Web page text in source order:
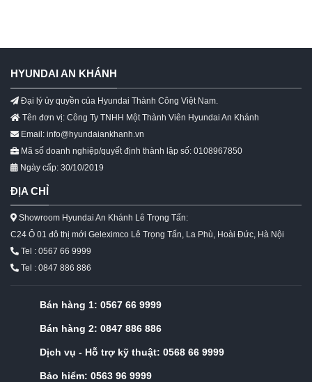
HYUNDAI AN KHÁNH
Đại lý ủy quyền của Hyundai Thành Công Việt Nam.
Tên đơn vị: Công Ty TNHH Một Thành Viên Hyundai An Khánh
Email: info@hyundaiankhanh.vn
Mã số doanh nghiệp/quyết định thành lập số: 0108967850
Ngày cấp: 30/10/2019
ĐỊA CHỈ
Showroom Hyundai An Khánh Lê Trọng Tấn:
C24 Ô 01 đô thị mới Geleximco Lê Trọng Tấn, La Phù, Hoài Đức, Hà Nội
Tel : 0567 66 9999
Tel : 0847 886 886
Bán hàng 1: 0567 66 9999
Bán hàng 2: 0847 886 886
Dịch vụ - Hỗ trợ kỹ thuật: 0568 66 9999
Bảo hiểm: 0563 96 9999